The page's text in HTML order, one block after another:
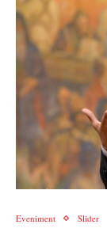
Eveniment Slider